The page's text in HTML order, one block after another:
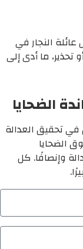
عائلة النجار في
ما أدى إلى
الضحايا
تحقيق العدالة
الضحايا
وإنصافًا. كل